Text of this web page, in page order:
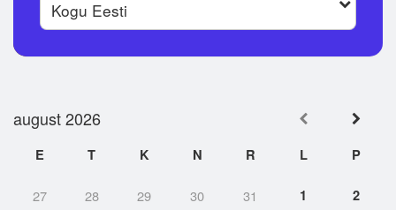
august 2026
E T K N R L P
27 28 29 30 31 1 2